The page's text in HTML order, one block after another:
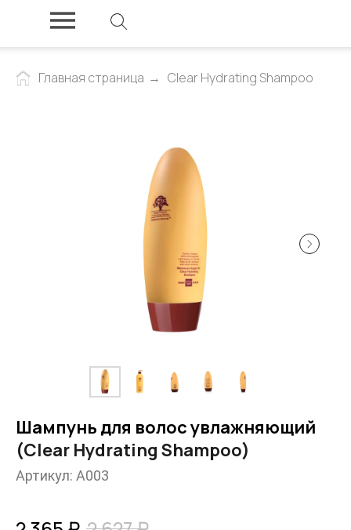
Главная страница → Clear Hydrating Shampoo
Шампунь для волос увлажняющий
(Clear Hydrating Shampoo)
Артикул: A003